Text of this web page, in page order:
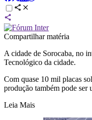
Compartilhar matéria
A cidade de Sorocaba, no
Tecnológico da cidade.
Com quase 10 mil placas
produção também pode
Leia Mais